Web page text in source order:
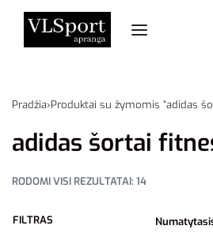
Pradžia›Produktai su žymomis “adidas
adidas šortai
RODOMI VISI REZULTATAI: 14
FILTRAS